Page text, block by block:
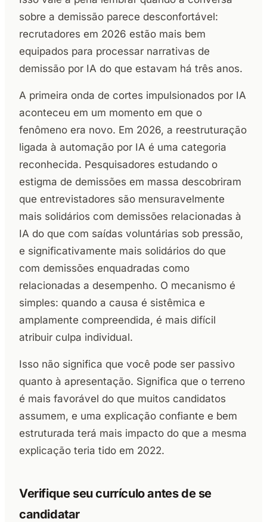
sobre a demissão parece desconfortável:
recrutadores em 2026 estão mais bem
equipados para processar narrativas de
demissão por IA do que estavam há três anos.
A primeira onda de cortes impulsionados por IA
aconteceu em um momento em que o
fenômeno era novo. Em 2026, a reestruturação
ligada à automação por IA é uma categoria
reconhecida. Pesquisadores estudando o
estigma de demissões em massa descobriram
que entrevistadores são mensuravelmente
mais solidários com demissões relacionadas à
IA do que com saídas voluntárias sob pressão,
e significativamente mais solidários do que
com demissões enquadradas como
relacionadas a desempenho. O mecanismo é
simples: quando a causa é sistêmica e
amplamente compreendida, é mais difícil
atribuir culpa individual.
Isso não significa que você pode ser passivo
quanto à apresentação. Significa que o terreno
é mais favorável do que muitos candidatos
assumem, e uma explicação confiante e bem
estruturada terá mais impacto do que a mesma
explicação teria tido em 2022.
Verifique seu currículo antes de se
candidatar